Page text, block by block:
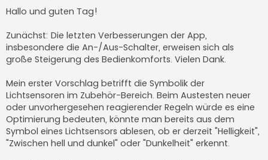
s
t
Hallo und guten Tag!
Zunächst: Die letzten Verbesserungen der App,
insbesondere die An-/Aus-Schalter, erweisen sich als
große Steigerung des Bedienkomforts. Vielen Dank.
Mein erster Vorschlag betrifft die Symbolik der
Lichtsensoren im Zubehör-Bereich. Beim Austesten neuer
oder unvorhergesehen reagierender Regeln würde es eine
Optimierung bedeuten, könnte man bereits aus dem
Symbol eines Lichtsensors ablesen, ob er derzeit "Helligkeit",
"Zwischen hell und dunkel" oder "Dunkelheit" erkennt.